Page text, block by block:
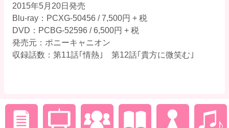
2015年5月20日発売
Blu-ray：PCXG-50456 / 7,500円 + 税
DVD：PCBG-52596 / 6,500円 + 税
発売元：ポニーキャニオン
収録話数：第11話｢情熱｣ 第12話｢貴方に微笑む｣